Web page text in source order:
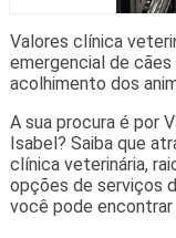
Valores clínica
emergencial de
acolhimento dos
A sua procura é por
Isabel? Saiba que
clínica veterinária,
opções de serviços
você pode